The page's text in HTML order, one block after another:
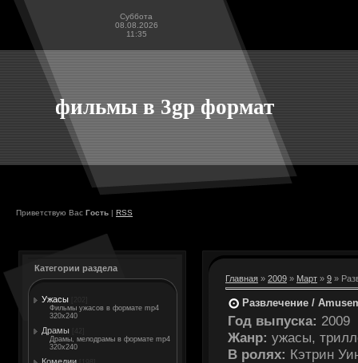
Суббота
08.08.2026
11:35
фильмы в 3gp формат
Приветствую Вас Гость | RSS
Категории раздела
Ужасы
Фильмы ужасов в формате mp4
320x240
Драмы
Драмы, мелодрамы в формате mp4
320x240
Главная » 2009 » Март » 9 »
Развлечение /
Год выпуска: 2009
Жанр: ужасы,
В ролях: Кэтрин